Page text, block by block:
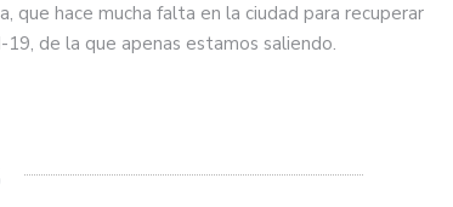
que hace mucha falta en la ciudad para recuperar
de la que apenas estamos saliendo.